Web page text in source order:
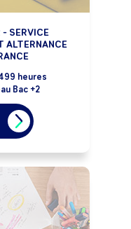
- SERVICE
ALTERNANCE
heures
Bac +2